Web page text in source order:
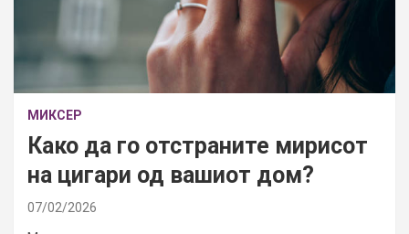
МИКСЕР
Како да го отстраните мирисот
на цигари од вашиот дом?
07/02/2026